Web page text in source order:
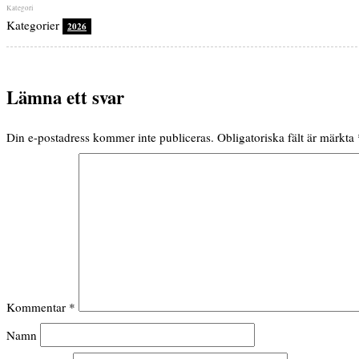
Kategorier 2026
Lämna ett svar
Din e-postadress kommer inte publiceras. Obligatoriska fält är märkta
Kommentar *
Namn